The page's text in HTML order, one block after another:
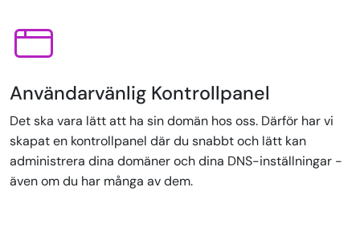
Användarvänlig Kontrollpanel
Det ska vara lätt att ha sin domän hos oss. Därför har vi
skapat en kontrollpanel där du snabbt och lätt kan
administrera dina domäner och dina DNS-inställningar -
även om du har många av dem.